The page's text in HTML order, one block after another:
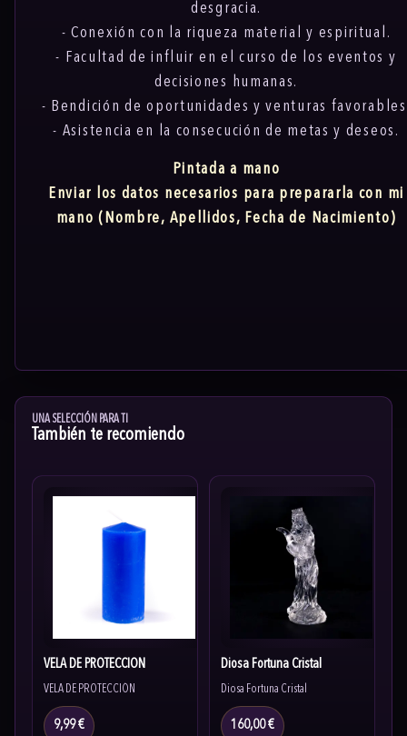
desgracia.
- Conexión con la riqueza material y espiritual.
- Facultad de influir en el curso de los eventos y
decisiones humanas.
- Bendición de oportunidades y venturas
- Asistencia en la consecución de metas y deseos.
Pintada a mano
Enviar los datos necesarios para prepararla con mi
mano (Nombre, Apellidos, Fecha de Nacimiento)
UNA SELECCIÓN PARA TI
También te recomiendo
VELA DE PROTECCIÓN
VELA DE PROTECCIÓN
9,99 €
Diosa Fortuna Cristal
Diosa Fortuna Cristal
160,00 €